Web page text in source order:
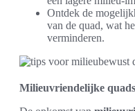
Ontdek de
van de quad, wat
verminderen.
Milieuvriendelijke